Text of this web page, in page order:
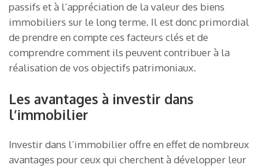
passifs et à l’appréciation de la valeur des biens
immobiliers sur le long terme. Il est donc primordial
de prendre en compte ces facteurs clés et de
comprendre comment ils peuvent contribuer à la
réalisation de vos objectifs patrimoniaux.
Les avantages à investir dans
l’immobilier
Investir dans l’immobilier offre en effet de nombreux
avantages pour ceux qui cherchent à développer leur